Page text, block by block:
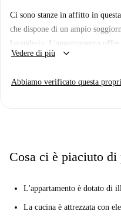
Ci sono stanze in affitto in
che dispone di un ampio
lavanderia. L'appartamento
privati, così come l'aria
Vedere di più keyboard_arrow_down
Abbiamo verificato questa
Cosa ci è piaciuto di
L'appartamento è dotato di
La cucina è attrezzata con